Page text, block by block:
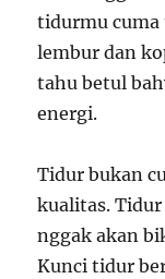
tidurmu cuma
lembur dan
tahu betul
energi.
Tidur bukan
kualitas.
nggak akan
Kunci tidur